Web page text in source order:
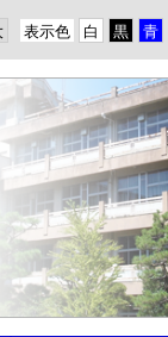
表示色